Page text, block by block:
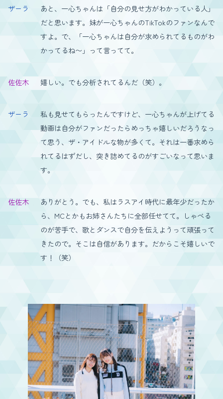
ザーラ
あと、一心ちゃんは「自分の見せ方がわかっている人」
だと思います。妹が一心ちゃんのTikTokのファンなんで
すよ。で、「一心ちゃんは自分が求められてるものがわ
かってるね〜」って言ってて。
佐佐木 嬉しい。でも分析されてるんだ（笑）。
ザーラ
私も見せてもらったんですけど、一心ちゃんが上げてる
動画は自分がファンだったらめっちゃ嬉しいだろうなっ
て思う、ザ・アイドルな物が多くて。それは一番求めら
れてるはずだし、突き詰めてるのがすごいなって思いま
す。
佐佐木
ありがとう。でも、私はラスアイ時代に最年少だったか
ら、MCとかもお姉さんたちに全部任せてて。しゃべる
のが苦手で、歌とダンスで自分を伝えようって頑張って
きたので。そこは自信があります。だからこそ嬉しいで
す！（笑）